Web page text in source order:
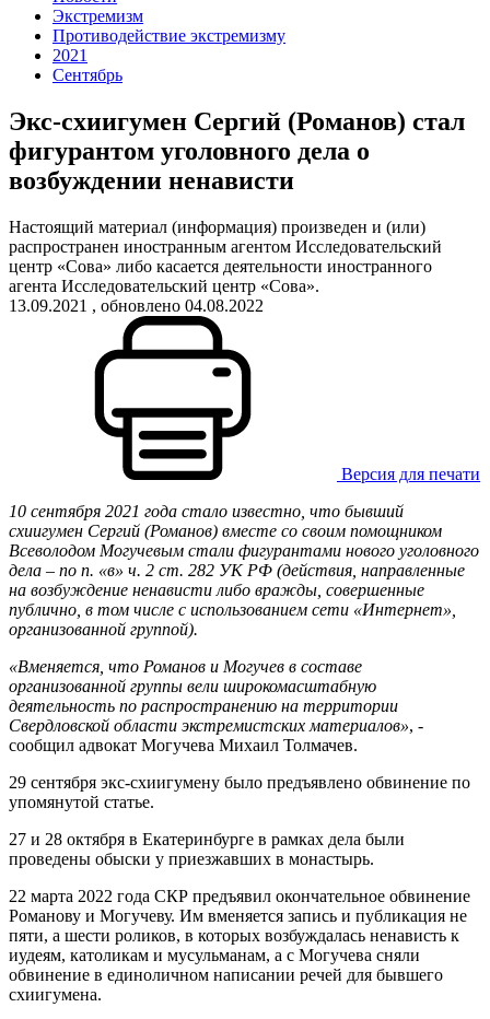
Экстремизм
Противодействие экстремизму
2021
Сентябрь
Экс-схиигумен Сергий (Романов) стал
фигурантом уголовного дела о
возбуждении ненависти
Настоящий материал (информация) произведен и (или)
распространен иностранным агентом Исследовательский
центр «Сова» либо касается деятельности иностранного
агента Исследовательский центр «Сова».
13.09.2021 , обновлено 04.08.2022
Версия для печати
10 сентября 2021 года стало известно, что бывший
схиигумен Сергий (Романов) вместе со своим помощником
Всеволодом Могучевым стали фигурантами нового уголовного
дела – по п. «в» ч. 2 ст. 282 УК РФ (действия, направленные
на возбуждение ненависти либо вражды, совершенные
публично, в том числе с использованием сети «Интернет»,
организованной группой).
«Вменяется, что Романов и Могучев в составе
организованной группы вели широкомасштабную
деятельность по распространению на территории
Свердловской области экстремистских материалов», -
сообщил адвокат Могучева Михаил Толмачев.
29 сентября экс-схиигумену было предъявлено обвинение по
упомянутой статье.
27 и 28 октября в Екатеринбурге в рамках дела были
проведены обыски у приезжавших в монастырь.
22 марта 2022 года СКР предъявил окончательное обвинение
Романову и Могучеву. Им вменяется запись и публикация не
пяти, а шести роликов, в которых возбуждалась ненависть к
иудеям, католикам и мусульманам, а с Могучева сняли
обвинение в единоличном написании речей для бывшего
схиигумена.